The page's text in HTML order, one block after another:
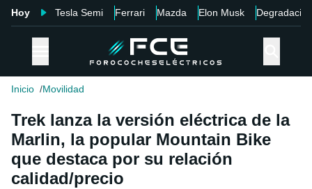
Hoy Tesla Semi Ferrari Mazda Elon Musk Degradación
Inicio Movilidad
Trek lanza la versión eléctrica de la
Marlin, la popular Mountain Bike
que destaca por su relación
calidad/precio